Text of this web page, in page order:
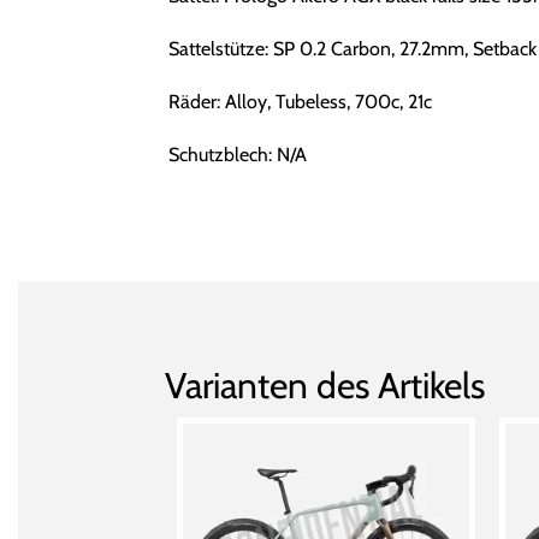
Sattelstütze: SP 0.2 Carbon, 27.2mm,
Räder: Alloy, Tubeless, 700c, 21c
Schutzblech: N/A
Varianten des Artikels